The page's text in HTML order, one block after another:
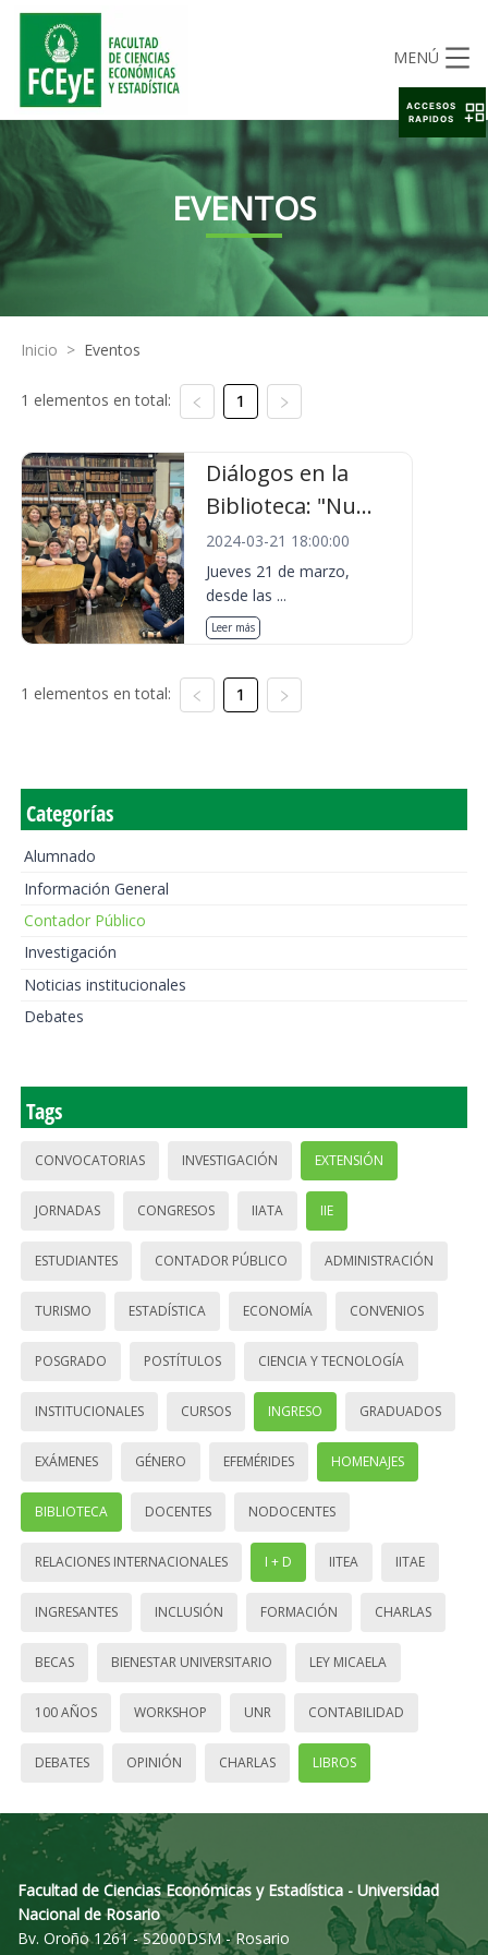
MENÚ
EVENTOS
Inicio > Eventos
1 elementos en total: 1
Diálogos en la
Biblioteca: "Nu...
2024-03-21 18:00:00
Jueves 21 de marzo,
desde las ...
Leer más
1 elementos en total: 1
Categorías
Alumnado
Información General
Contador Público
Investigación
Noticias institucionales
Debates
Tags
CONVOCATORIAS INVESTIGACIÓN EXTENSIÓN
JORNADAS CONGRESOS IIATA IIE
ESTUDIANTES CONTADOR PÚBLICO ADMINISTRACIÓN
TURISMO ESTADÍSTICA ECONOMÍA CONVENIOS
POSGRADO POSTÍTULOS CIENCIA Y TECNOLOGÍA
INSTITUCIONALES CURSOS INGRESO GRADUADOS
EXÁMENES GÉNERO EFEMÉRIDES HOMENAJES
BIBLIOTECA DOCENTES NODOCENTES
RELACIONES INTERNACIONALES I + D IITEA IITAE
INGRESANTES INCLUSIÓN FORMACIÓN CHARLAS
BECAS BIENESTAR UNIVERSITARIO LEY MICAELA
100 AÑOS WORKSHOP UNR CONTABILIDAD
DEBATES OPINIÓN CHARLAS LIBROS
Facultad de Ciencias Económicas y Estadística - Universidad
Nacional de Rosario
Bv. Oroño 1261 - S2000DSM - Rosario
ACCESOS
RAPIDOS